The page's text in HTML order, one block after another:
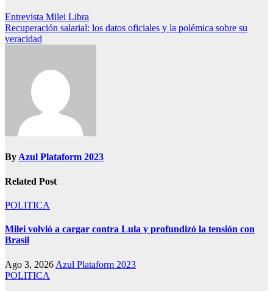
Entrevista Milei Libra
Recuperación salarial: los datos oficiales y la polémica sobre su
veracidad
ByAzul Plataform 2023
Related Post
POLITICA
Milei volvió a cargar contra Lula y profundizó la tensión con
Brasil
Ago 3, 2026 Azul Plataform 2023
POLITICA